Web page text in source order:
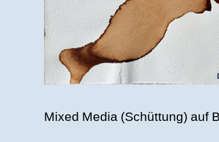
Mixed Media (Schüttung) auf